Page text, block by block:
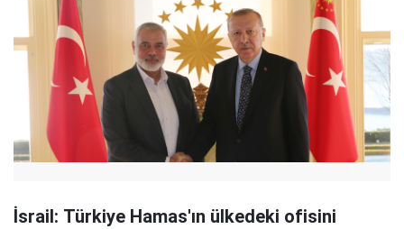
İsrail: Türkiye Hamas'ın ülkedeki ofisini